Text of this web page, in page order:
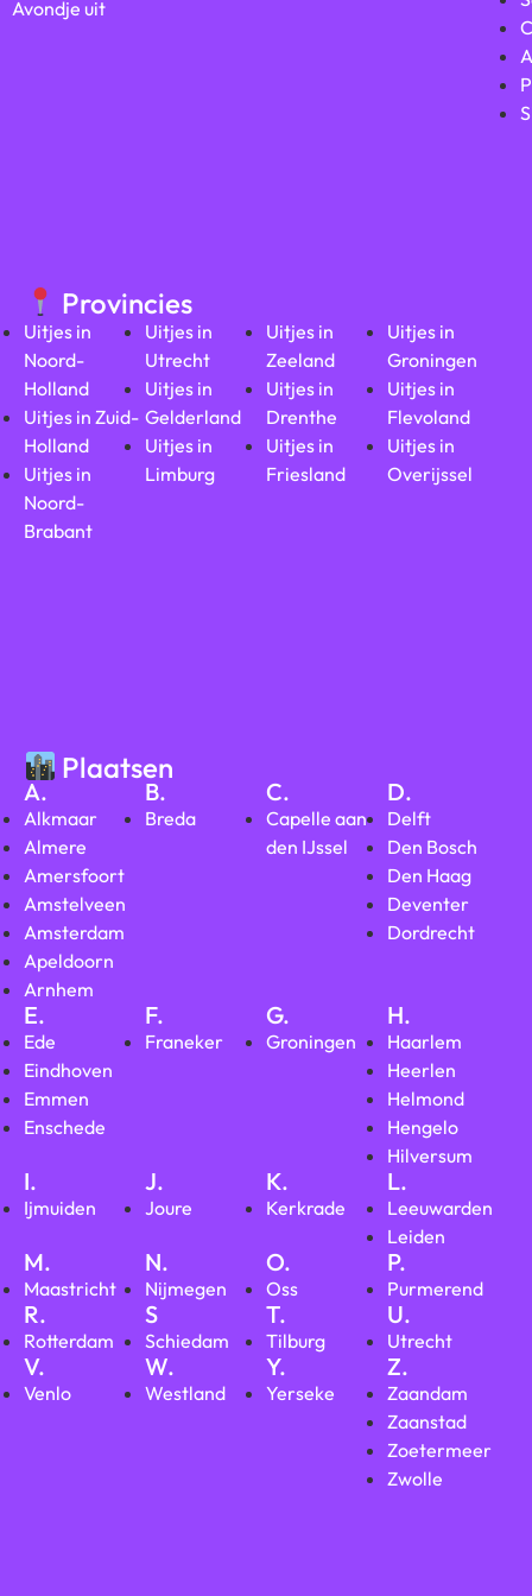
Avondje uit
Provincies
Uitjes in
Noord-
Holland
Uitjes in Zuid-
Holland
Uitjes in
Noord-
Brabant
Uitjes in
Utrecht
Uitjes in
Gelderland
Uitjes in
Limburg
Uitjes in
Zeeland
Uitjes in
Drenthe
Uitjes in
Friesland
Uitjes in
Groningen
Uitjes in
Flevoland
Uitjes in
Overijssel
Plaatsen
A.
Alkmaar
Almere
Amersfoort
Amstelveen
Amsterdam
Apeldoorn
Arnhem
B.
Breda
C.
Capelle aan
den IJssel
D.
Delft
Den Bosch
Den Haag
Deventer
Dordrecht
E.
Ede
Eindhoven
Emmen
Enschede
F.
Franeker
G.
Groningen
H.
Haarlem
Heerlen
Helmond
Hengelo
Hilversum
I.
Ijmuiden
J.
Joure
K.
Kerkrade
L.
Leeuwarden
Leiden
M.
Maastricht
N.
Nijmegen
O.
Oss
P.
Purmerend
R.
Rotterdam
S
Schiedam
T.
Tilburg
U.
Utrecht
V.
Venlo
W.
Westland
Y.
Yerseke
Z.
Zaandam
Zaanstad
Zoetermeer
Zwolle